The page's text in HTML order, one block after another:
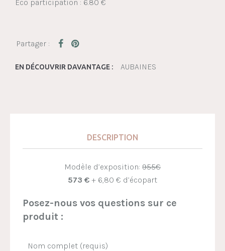
Eco participation : 6.80 €
EN DÉCOUVRIR DAVANTAGE : AUBAINES
DESCRIPTION
Modèle d’exposition: 955€
573 € + 6,80 € d’écopart
Posez-nous vos questions sur ce
produit :
Nom complet (requis)